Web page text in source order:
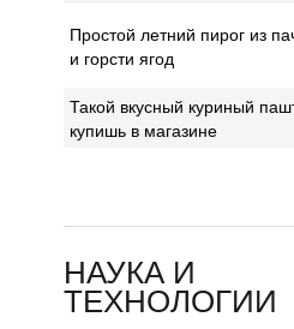
Простой летний пирог из
и горсти ягод
Такой вкусный куриный
купишь в магазине
НАУКА И
ТЕХНОЛОГИИ